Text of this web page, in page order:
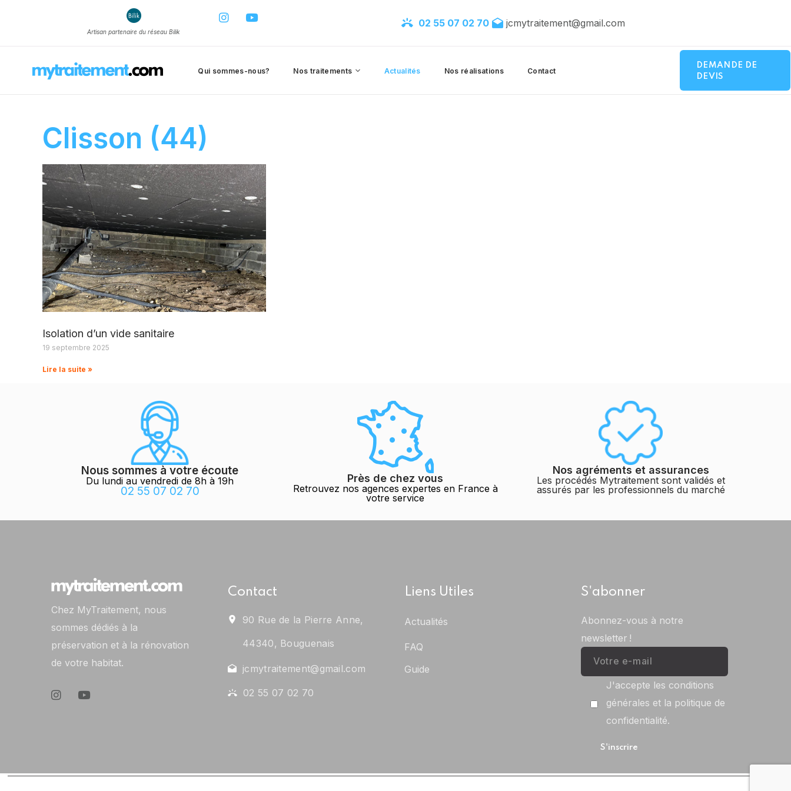
Artisan partenaire du réseau Bilik
02 55 07 02 70 jcmytraitement@gmail.com
Qui sommes-nous? Nos traitements Actualités Nos réalisations Contact
DEMANDE DE
DEVIS
Clisson (44)
Isolation d’un vide sanitaire
19 septembre 2025
Lire la suite »
Nous sommes à votre écoute
Du lundi au vendredi de 8h à 19h
02 55 07 02 70
Près de chez vous
Retrouvez nos agences expertes en France à
votre service
Nos agréments et assurances
Les procédés Mytraitement sont validés et
assurés par les professionnels du marché
Chez MyTraitement, nous
sommes dédiés à la
préservation et à la rénovation
de votre habitat.
Contact
90 Rue de la Pierre Anne,
44340, Bouguenais
jcmytraitement@gmail.com
02 55 07 02 70
Liens Utiles
Actualités
FAQ
Guide
S'abonner
Abonnez-vous à notre
newsletter !
J'accepte les conditions
générales et la politique de
confidentialité.